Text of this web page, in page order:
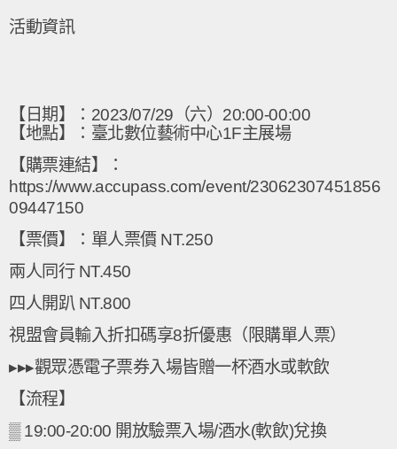
活動資訊
【日期】：2023/07/29（六）20:00-00:00
【地點】：臺北數位藝術中心1F主展場
【購票連結】：
https://www.accupass.com/event/23062307451856
09447150
【票價】：單人票價 NT.250
兩人同行 NT.450
四人開趴 NT.800
視盟會員輸入折扣碼享8折優惠（限購單人票）
▸▸▸觀眾憑電子票券入場皆贈一杯酒水或軟飲
【流程】
▒ 19:00-20:00 開放驗票入場/酒水(軟飲)兌換